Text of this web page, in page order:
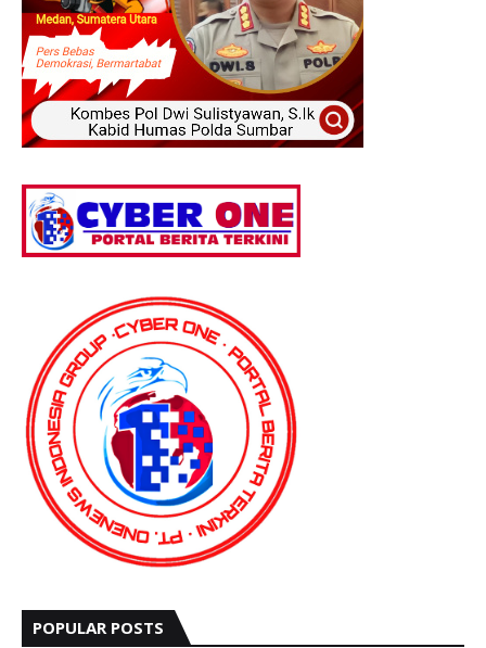
POPULAR POSTS